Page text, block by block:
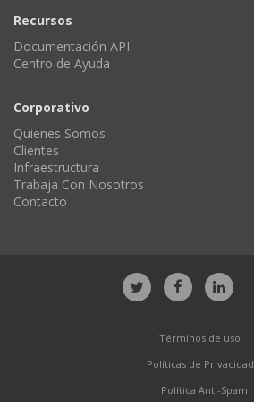
Recursos
Documentación API
Centro de Ayuda
Corporativo
Quienes Somos
Clientes
Infraestructura
Trabaja Con Nosotros
Contacto
Términos de uso
Políticas de Privacidad
Política Anti-Spam